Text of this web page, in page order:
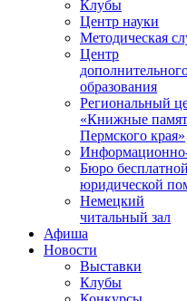
Клубы
Центр науки
Методическая
Центр
образования
Региональный
«Книжные
Пермского края»
Бюро бесплатной
юридической
Немецкий
читальный зал
Афиша
Новости
Выставки
Клубы